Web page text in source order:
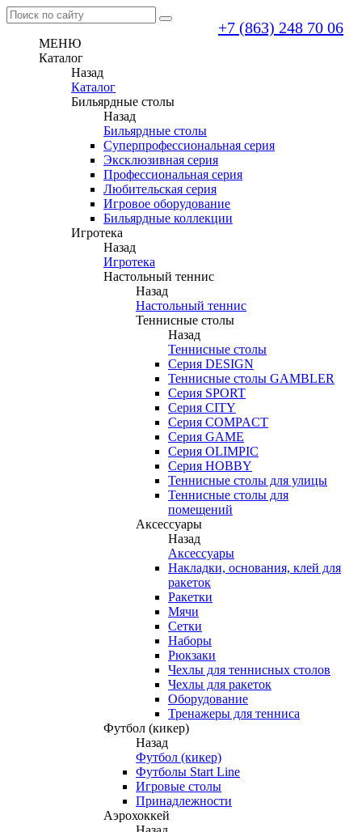
+7 (863) 248 70 06
МЕНЮ
Каталог
Назад
Каталог
Бильярдные столы
Назад
Бильярдные столы
Суперпрофессиональная серия
Эксклюзивная серия
Профессиональная серия
Любительская серия
Игровое оборудование
Бильярдные коллекции
Игротека
Назад
Игротека
Настольный теннис
Назад
Настольный теннис
Теннисные столы
Назад
Теннисные столы
Серия DESIGN
Теннисные столы GAMBLER
Серия SPORT
Серия CITY
Серия COMPACT
Серия GAME
Серия OLIMPIC
Серия HOBBY
Теннисные столы для улицы
Теннисные столы для
помещений
Аксессуары
Назад
Аксессуары
Накладки, основания, клей для
ракеток
Ракетки
Мячи
Сетки
Наборы
Рюкзаки
Чехлы для теннисных столов
Чехлы для ракеток
Оборудование
Тренажеры для тенниса
Футбол (кикер)
Назад
Футбол (кикер)
Футболы Start Line
Игровые столы
Принадлежности
Аэрохоккей